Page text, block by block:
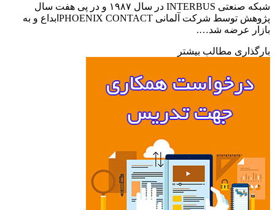
شبکه صنعتی INTERBUS در سال ۱۹۸۷ و در پی هفت سال
پژوهش توسط شرکت آلمانی PHOENIX CONTACTابداع و به
عرضه شد….
مطالب بیشتر